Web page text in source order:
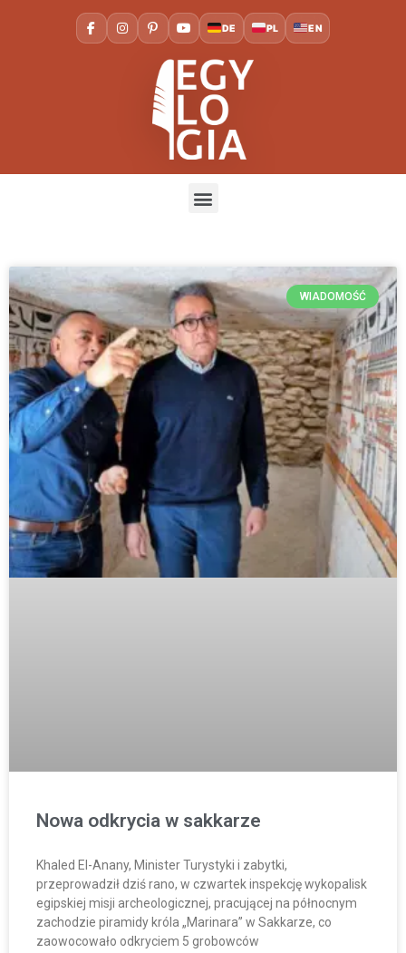
DE PL EN
WIADOMOŚĆ
Nowa odkrycia w sakkarze
Khaled El-Anany, Minister Turystyki i zabytki,
przeprowadził dziś rano, w czwartek inspekcję wykopalisk
egipskiej misji archeologicznej, pracującej na północnym
zachodzie piramidy króla „Marinara” w Sakkarze, co
zaowocowało odkryciem 5 grobowców